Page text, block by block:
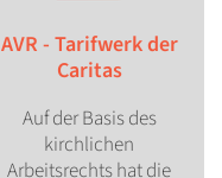
AVR - Tarifwerk der
Caritas
Auf der Basis des
kirchlichen
Arbeitsrechts hat die